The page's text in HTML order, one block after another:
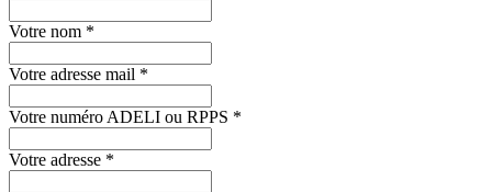
Votre nom *
Votre adresse mail *
Votre numéro ADELI ou RPPS *
Votre adresse *